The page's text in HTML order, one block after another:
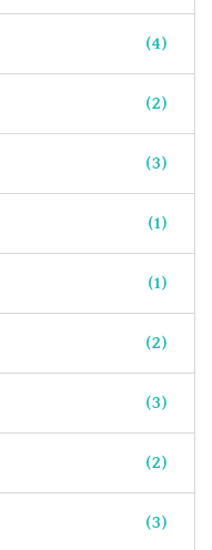
(4)
(2)
(3)
(1)
(1)
(2)
(3)
(2)
(3)